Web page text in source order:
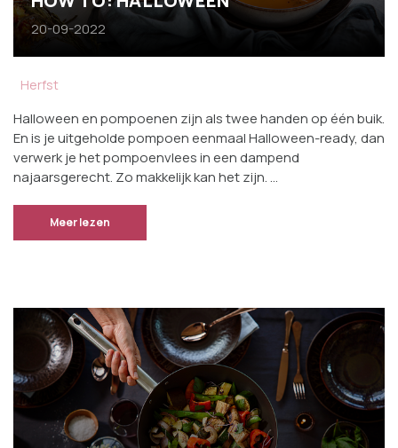
20-09-2022
Herfst
Halloween en pompoenen zijn als twee handen op één buik.
En is je uitgeholde pompoen eenmaal Halloween-ready, dan
verwerk je het pompoenvlees in een dampend
najaarsgerecht. Zo makkelijk kan het zijn. …
Meer lezen